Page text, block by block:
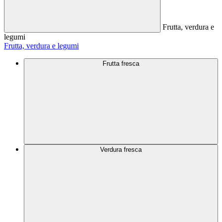
Frutta, verdura e
legumi
Frutta, verdura e legumi
Frutta fresca
Verdura fresca